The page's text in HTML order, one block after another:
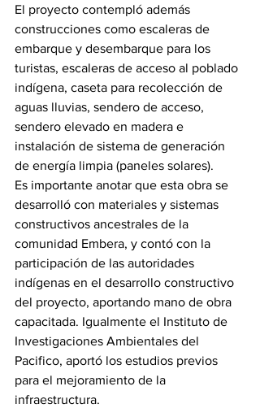
El proyecto contempló además
construcciones como escaleras de
embarque y desembarque para los
turistas, escaleras de acceso al poblado
indígena, caseta para recolección de
aguas lluvias, sendero de acceso,
sendero elevado en madera e
instalación de sistema de generación
de energía limpia (paneles solares).
Es importante anotar que esta obra se
desarrolló con materiales y sistemas
constructivos ancestrales de la
comunidad Embera, y contó con la
participación de las autoridades
indígenas en el desarrollo constructivo
del proyecto, aportando mano de obra
capacitada. Igualmente el Instituto de
Investigaciones Ambientales del
Pacifico, aportó los estudios previos
para el mejoramiento de la
infraestructura.